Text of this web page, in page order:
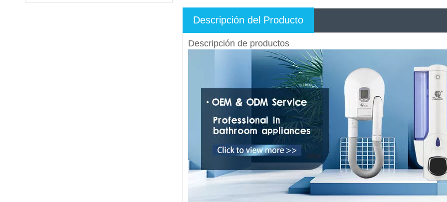
Descripción del Producto
Descripción de productos